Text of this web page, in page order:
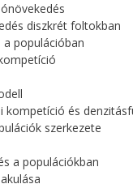
diszkrét foltokban
a populációban
kompetíció és
szerkezete
a populációkban